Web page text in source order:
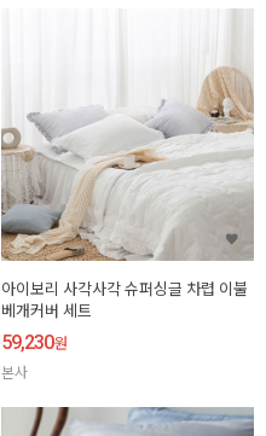
아이보리 사각사각 슈퍼싱글 차렵 이불
베개커버 세트
59,230원
본사